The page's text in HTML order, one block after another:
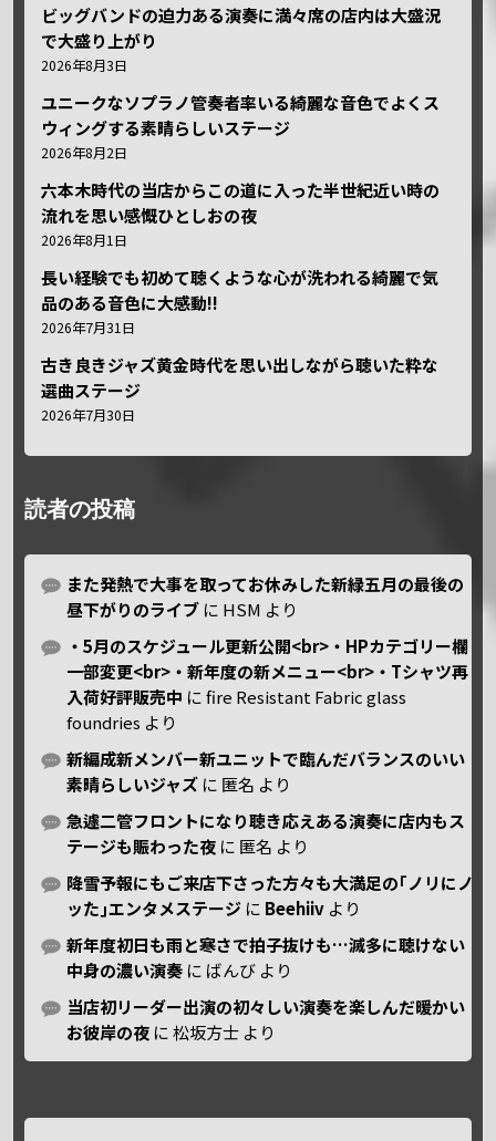
ビッグバンドの迫力ある演奏に満々席の店内は大盛況
で大盛り上がり
2026年8月3日
ユニークなソプラノ管奏者率いる綺麗な音色でよくス
ウィングする素晴らしいステージ
2026年8月2日
六本木時代の当店からこの道に入った半世紀近い時の
流れを思い感慨ひとしおの夜
2026年8月1日
長い経験でも初めて聴くような心が洗われる綺麗で気
品のある音色に大感動!!
2026年7月31日
古き良きジャズ黄金時代を思い出しながら聴いた粋な
選曲ステージ
2026年7月30日
読者の投稿
また発熱で大事を取ってお休みした新緑五月の最後の
昼下がりのライブ に HSM より
・5月のスケジュール更新公開<br>・HPカテゴリー欄
一部変更<br>・新年度の新メニュー<br>・Tシャツ再
入荷好評販売中 にfire Resistant Fabric glass
foundries より
新編成新メンバー新ユニットで臨んだバランスのいい
素晴らしいジャズ に 匿名 より
急遽二管フロントになり聴き応えある演奏に店内もス
テージも賑わった夜 に 匿名 より
降雪予報にもご来店下さった方々も大満足の｢ノリにノ
ッた｣エンタメステージ に Beehiiv より
新年度初日も雨と寒さで拍子抜けも…滅多に聴けない
中身の濃い演奏 に ばんび より
当店初リーダー出演の初々しい演奏を楽しんだ暖かい
お彼岸の夜 に松坂方士 より